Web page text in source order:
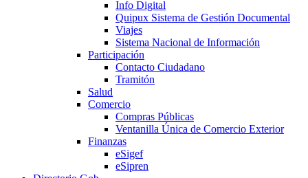
Info Digital
Quipux Sistema de Gestión Documental
Viajes
Sistema Nacional de Información
Participación
Contacto Ciudadano
Tramitón
Salud
Comercio
Compras Públicas
Ventanilla Única de Comercio Exterior
Finanzas
eSigef
eSipren